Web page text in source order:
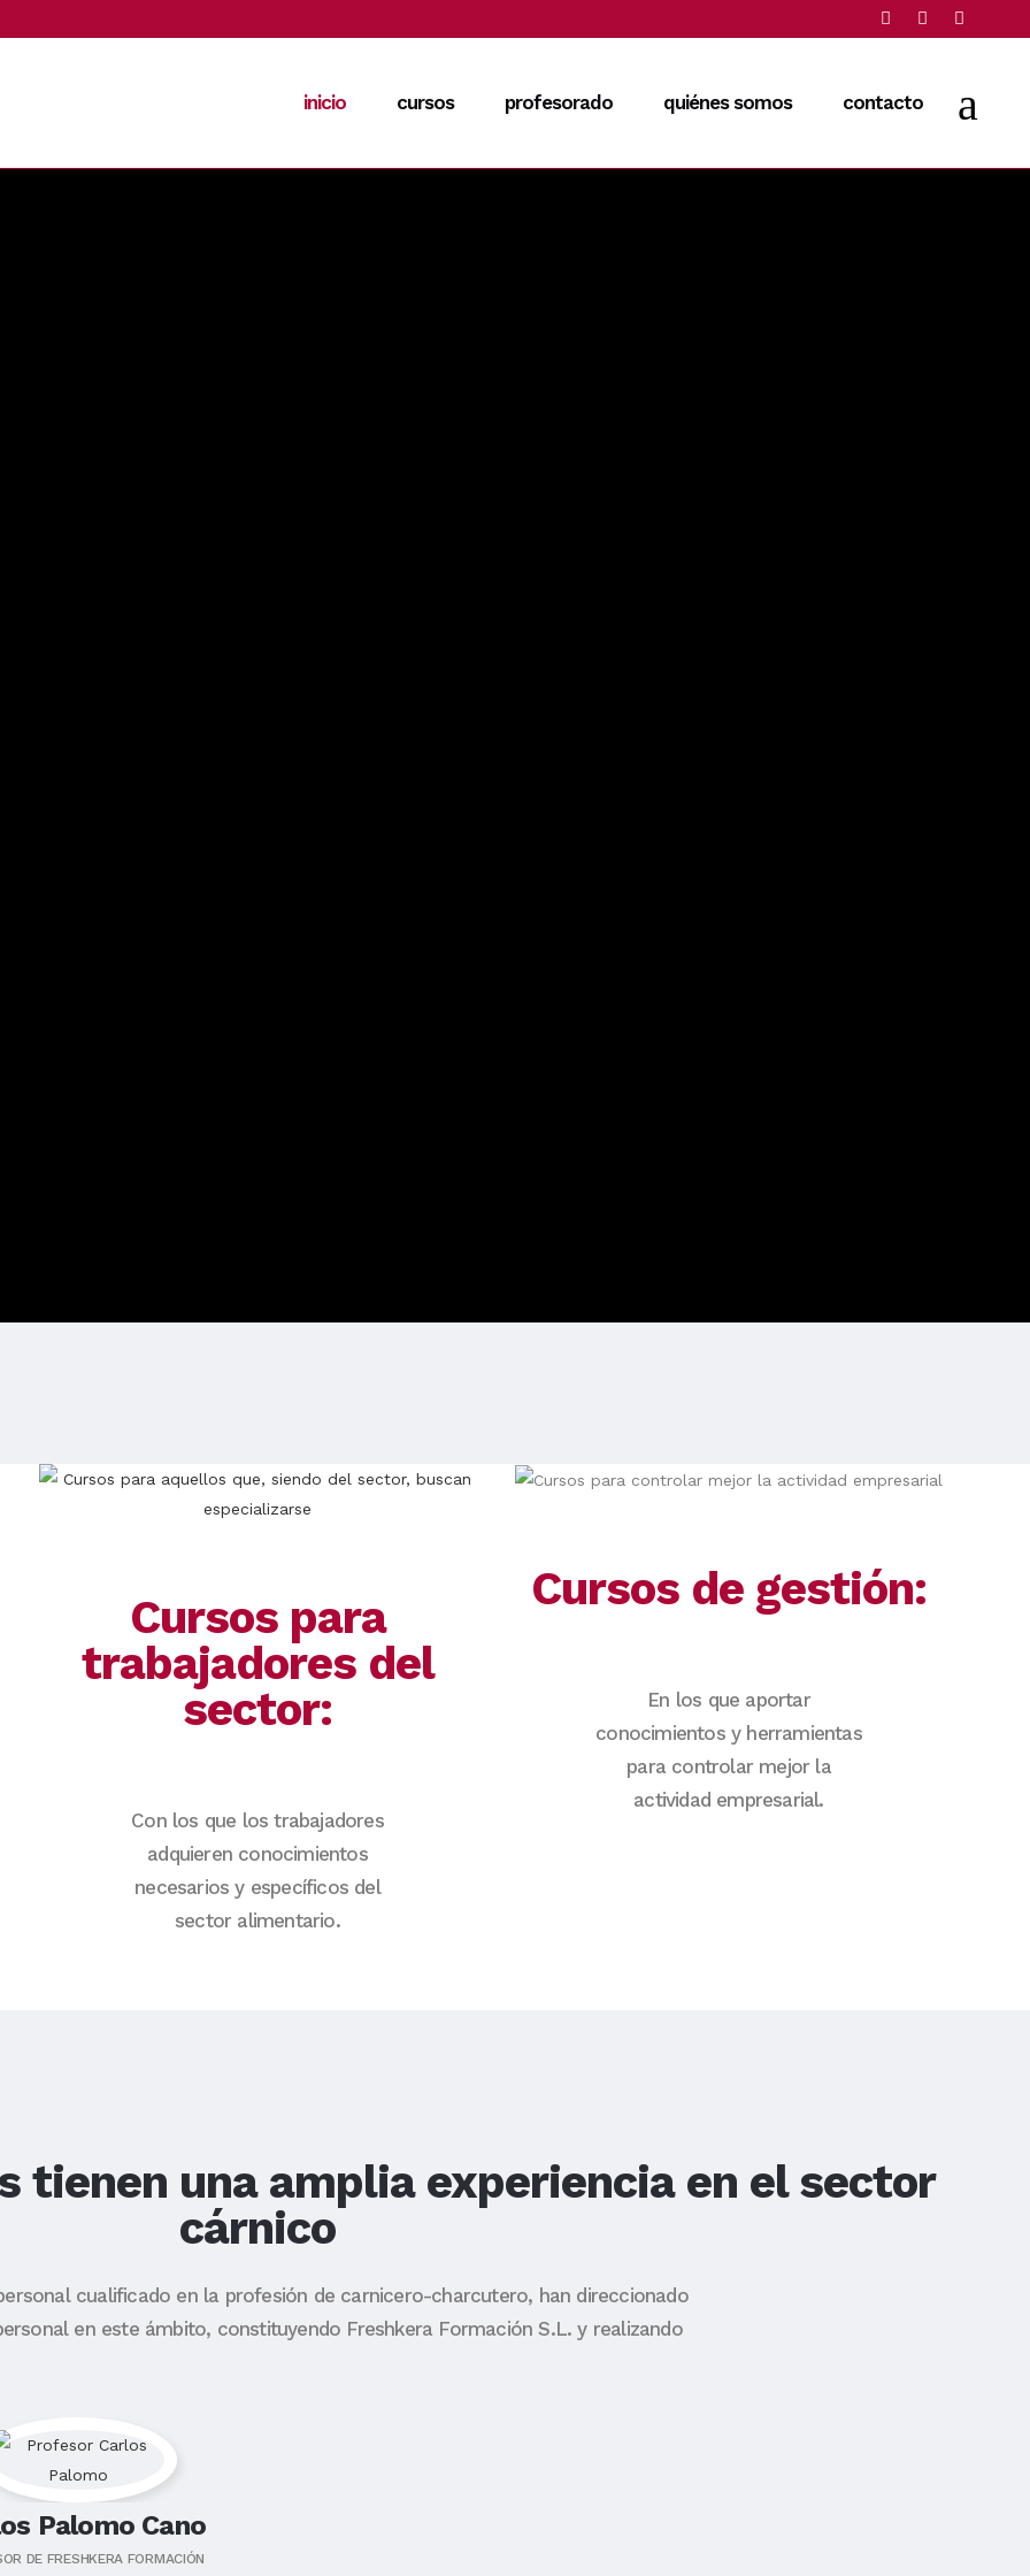
inicio cursos profesorado quiénes somos contacto
Cursos para
trabajadores del
sector:
Con los que los trabajadores
adquieren conocimientos
necesarios y específicos del
sector alimentario.
Cursos de gestión:
En los que aportar
conocimientos y herramientas
para controlar mejor la
actividad empresarial.
tienen una amplia experiencia en el sector
cárnico
cualificado en la profesión de carnicero-charcutero, han direccionado
en este ámbito, constituyendo Freshkera Formación S.L. y realizando
Palomo Cano
DE FRESHKERA FORMACIÓN